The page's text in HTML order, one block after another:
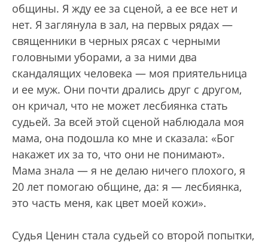
общины. Я жду ее за сценой, а ее все нет и
нет. Я заглянула в зал, на первых рядах —
священники в черных рясах с черными
головными уборами, а за ними два
скандалящих человека — моя приятельница
и ее муж. Они почти дрались друг с другом,
он кричал, что не может лесбиянка стать
судьей. За всей этой сценой наблюдала моя
мама, она подошла ко мне и сказала: «Бог
накажет их за то, что они не понимают».
Мама знала — я не делаю ничего плохого, я
20 лет помогаю общине, да: я — лесбиянка,
это часть меня, как цвет моей кожи».
Судья Ценин стала судьей со второй попытки,